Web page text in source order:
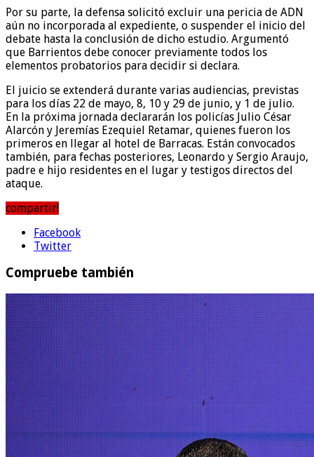
Por su parte, la defensa solicitó excluir una pericia de ADN
aún no incorporada al expediente, o suspender el inicio del
debate hasta la conclusión de dicho estudio. Argumentó
que Barrientos debe conocer previamente todos los
elementos probatorios para decidir si declara.
El juicio se extenderá durante varias audiencias, previstas
para los días 22 de mayo, 8, 10 y 29 de junio, y 1 de julio.
En la próxima jornada declararán los policías Julio César
Alarcón y Jeremías Ezequiel Retamar, quienes fueron los
primeros en llegar al hotel de Barracas. Están convocados
también, para fechas posteriores, Leonardo y Sergio Araujo,
padre e hijo residentes en el lugar y testigos directos del
ataque.
compartir!
Facebook
Twitter
Compruebe también